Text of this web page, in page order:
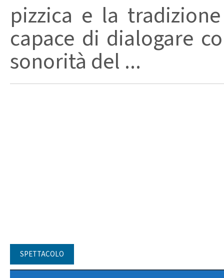
pizzica e la
capace di dialogare
sonorità del ...
SPETTACOLO